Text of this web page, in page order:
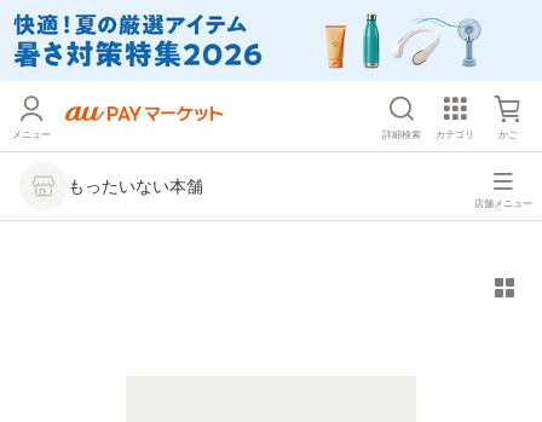
メニュー 詳細検索 カテゴリ かご
もったいない本舗
店舗メニュー